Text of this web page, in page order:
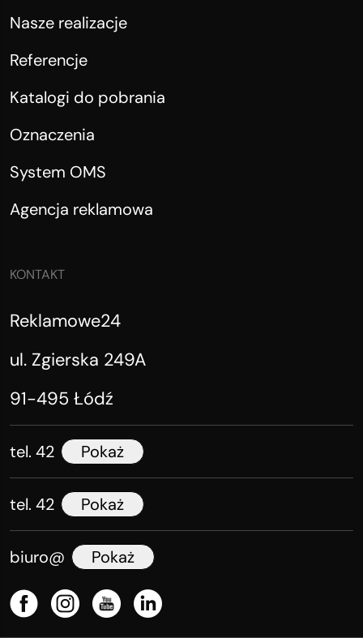
Nasze realizacje
Referencje
Katalogi do pobrania
Oznaczenia
System OMS
Agencja reklamowa
KONTAKT
Reklamowe24
ul. Zgierska 249A
91-495 Łódź
tel. 42 Pokaż
tel. 42 Pokaż
biuro@ Pokaż